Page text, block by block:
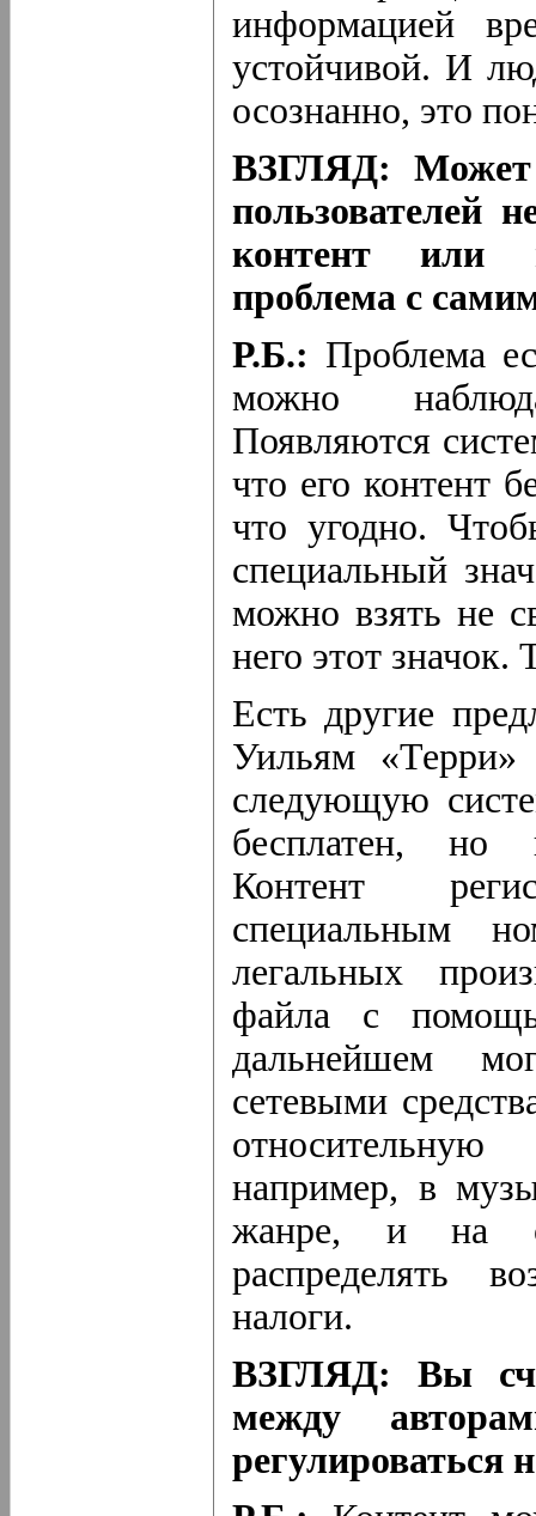
информацией
устойчивой. И
осознанно, это
ВЗГЛЯД: Может
пользователей
контент или
проблема с
Р.Б.: Проблема
можно
Появляются
что его контент
что угодно.
специальный
можно взять не
него этот значок.
Есть другие
Уильям
следующую
бесплатен, но
Контент
специальным
легальных
файла с
дальнейшем
сетевыми
например, в
жанре, и на
распределять
налоги.
ВЗГЛЯД: Вы
между
регулироваться